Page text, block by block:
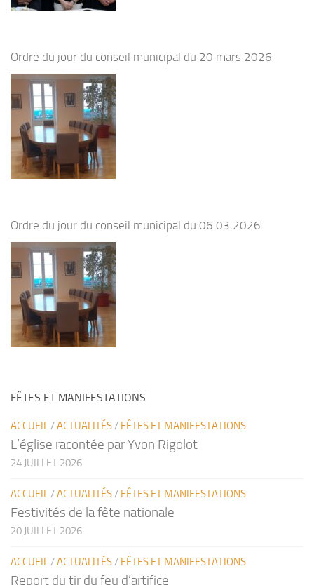
Ordre du jour du conseil municipal du 20 mars 2026
Ordre du jour du conseil municipal du 06.03.2026
FÊTES ET MANIFESTATIONS
ACCUEIL/ACTUALITÉS/ FÊTES ET MANIFESTATIONS
L’église racontée par Yvon Rigolot
24 JUILLET 2026
ACCUEIL/ACTUALITÉS/ FÊTES ET MANIFESTATIONS
Festivités de la fête nationale
20 JUILLET 2026
ACCUEIL/ACTUALITÉS/ FÊTES ET MANIFESTATIONS
Report du tir du feu d’artifice